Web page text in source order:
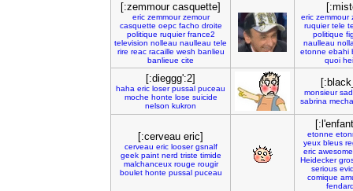
[:zemmour casquette]
eric zemmour zemour
casquette oepc facho droite
politique ruquier france2
television nolleau naulleau tele
rire reac racaille wesh banlieu
banlieue cite
eric zemmour
ruquier tele
politique
naulleau
etonne ebahi
quoi
[:dieggg':2]
haha eric loser pussal puceau
moche honte lose suicide
nelson kukron
monsieur
sabrina
[:cerveau eric]
cerveau eric looser gsnalf
geek paint nerd triste timide
malchanceux rouge rougir
boulet honte pussal puceau
etonne
yeux bleus
eric awesome
Heidecker
serious
comique